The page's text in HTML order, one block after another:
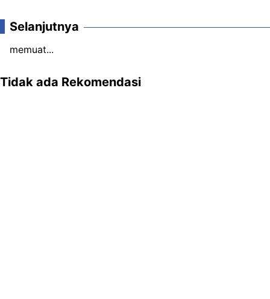
Selanjutnya
memuat...
Tidak ada Rekomendasi